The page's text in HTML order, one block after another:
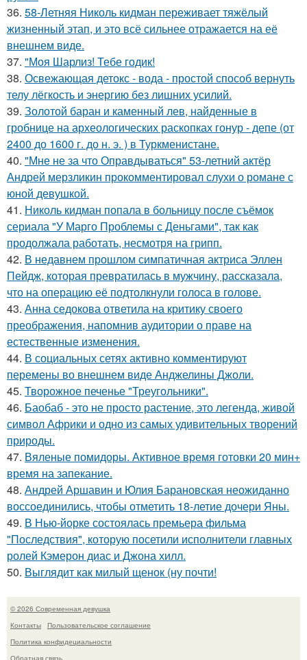
36. 58-Летняя Николь кидман переживает тяжёлый
жизненный этап, и это всё сильнее отражается на её
внешнем виде.
37. "Моя Шарлиз! Тебе годик!
38. Освежающая детокс - вода - простой способ вернуть
телу лёгкость и энергию без лишних усилий.
39. Золотой баран и каменный лев, найденные в
гробнице на археологических раскопках гонур - депе (от
2400 до 1600 г. до н. э. ) в Туркменистане.
40. "Мне не за что Оправдываться" 53-летний актёр
Андрей мерзликин прокомментировал слухи о романе с
юной девушкой.
41. Николь кидман попала в больницу после съёмок
сериала "У Марго Проблемы с Деньгами", так как
продолжала работать, несмотря на грипп.
42. В недавнем прошлом симпатичная актриса Эллен
Пейдж, которая превратилась в мужчину, рассказала,
что на операцию её подтолкнули голоса в голове.
43. Анна седокова ответила на критику своего
преображения, напомнив аудитории о праве на
естественные изменения.
44. В социальных сетях активно комментируют
перемены во внешнем виде Анджелины Джоли.
45. Творожное печенье "Треугольники".
46. Баобаб - это не просто растение, это легенда, живой
символ Африки и одно из самых удивительных творений
природы.
47. Вяленые помидоры. Активное время готовки 20 мин+
время на запекание.
48. Андрей Аршавин и Юлия Барановская неожиданно
воссоединились, чтобы отметить 18-летие дочери Яны.
49. В Нью-йорке состоялась премьера фильма
"Последствия", которую посетили исполнители главных
ролей Кэмерон диас и Джона хилл.
50. Выглядит как милый щенок (ну почти!
© 2026 Современная девушка
Контакты
Пользовательское соглашение
Политика конфидециальности
Обратная связь